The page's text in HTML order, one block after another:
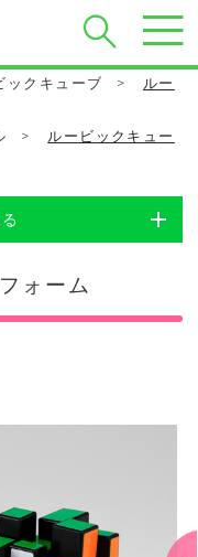
ックキューブ >
ルー
>
ルービックキュー
ォーム